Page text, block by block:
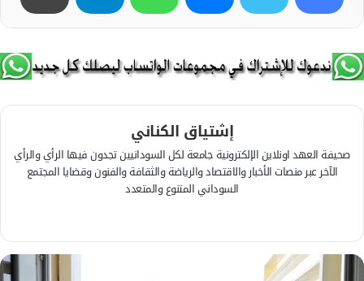
إشتياق الكناني
صحيفة العهد اونلاين الإلكترونية جامعة لكل السودانيين تجدون فيها الرأي والرأي
الآخر عبر منصات الأخبار والاقتصاد والرياضة والثقافة والفنون وقضايا المجتمع
السوداني المتنوع والمتعدد
م